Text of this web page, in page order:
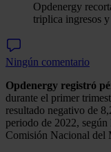
Opdenergy
triplica ingresos
Ningún comentario
Opdenergy registró
durante el primer
resultado negativo de
periodo de 2022,
Comisión Nacional del